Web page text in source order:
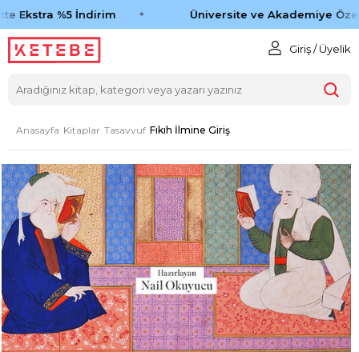
Ekstra %5 İndirim Üniversite ve Akademiye
Giriş / Üyelik
Anasayfa Kitaplar Tasavvuf Fıkıh İlmine Giriş